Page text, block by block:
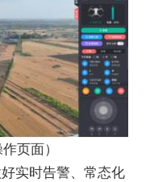
页面）
实时告警、常态化